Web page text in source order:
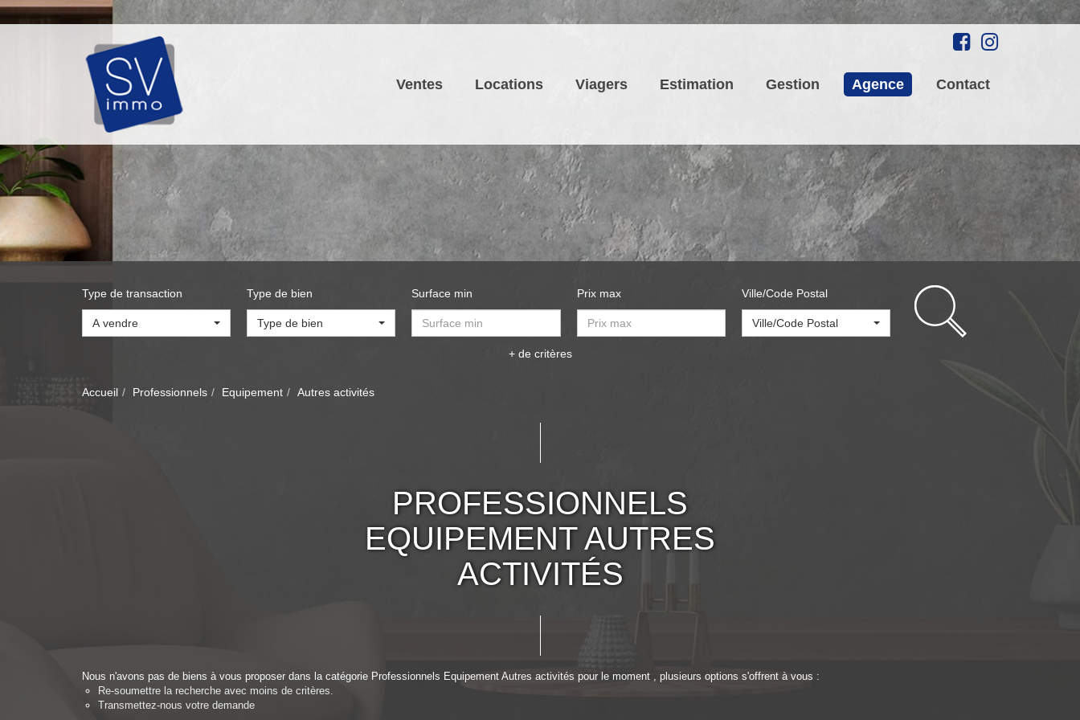
Ventes Locations Viagers Estimation Gestion Agence Contact
Type de transaction
A vendre
Type de bien
Type de bien
Surface min Prix max Ville/Code Postal
Ville/Code Postal
+ de critères
Accueil Professionnels Equipement Autres activités
PROFESSIONNELS
EQUIPEMENT AUTRES
ACTIVITÉS
Nous n'avons pas de biens à vous proposer dans la catégorie Professionnels Equipement Autres activités pour le moment , plusieurs options s'offrent à vous :
Re-soumettre la recherche avec moins de critères.
Transmettez-nous votre demande